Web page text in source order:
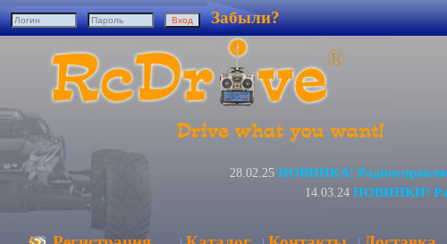
Забыли?
28.02.25 НОВИНКА!
14.03.24 НОВИНКИ!